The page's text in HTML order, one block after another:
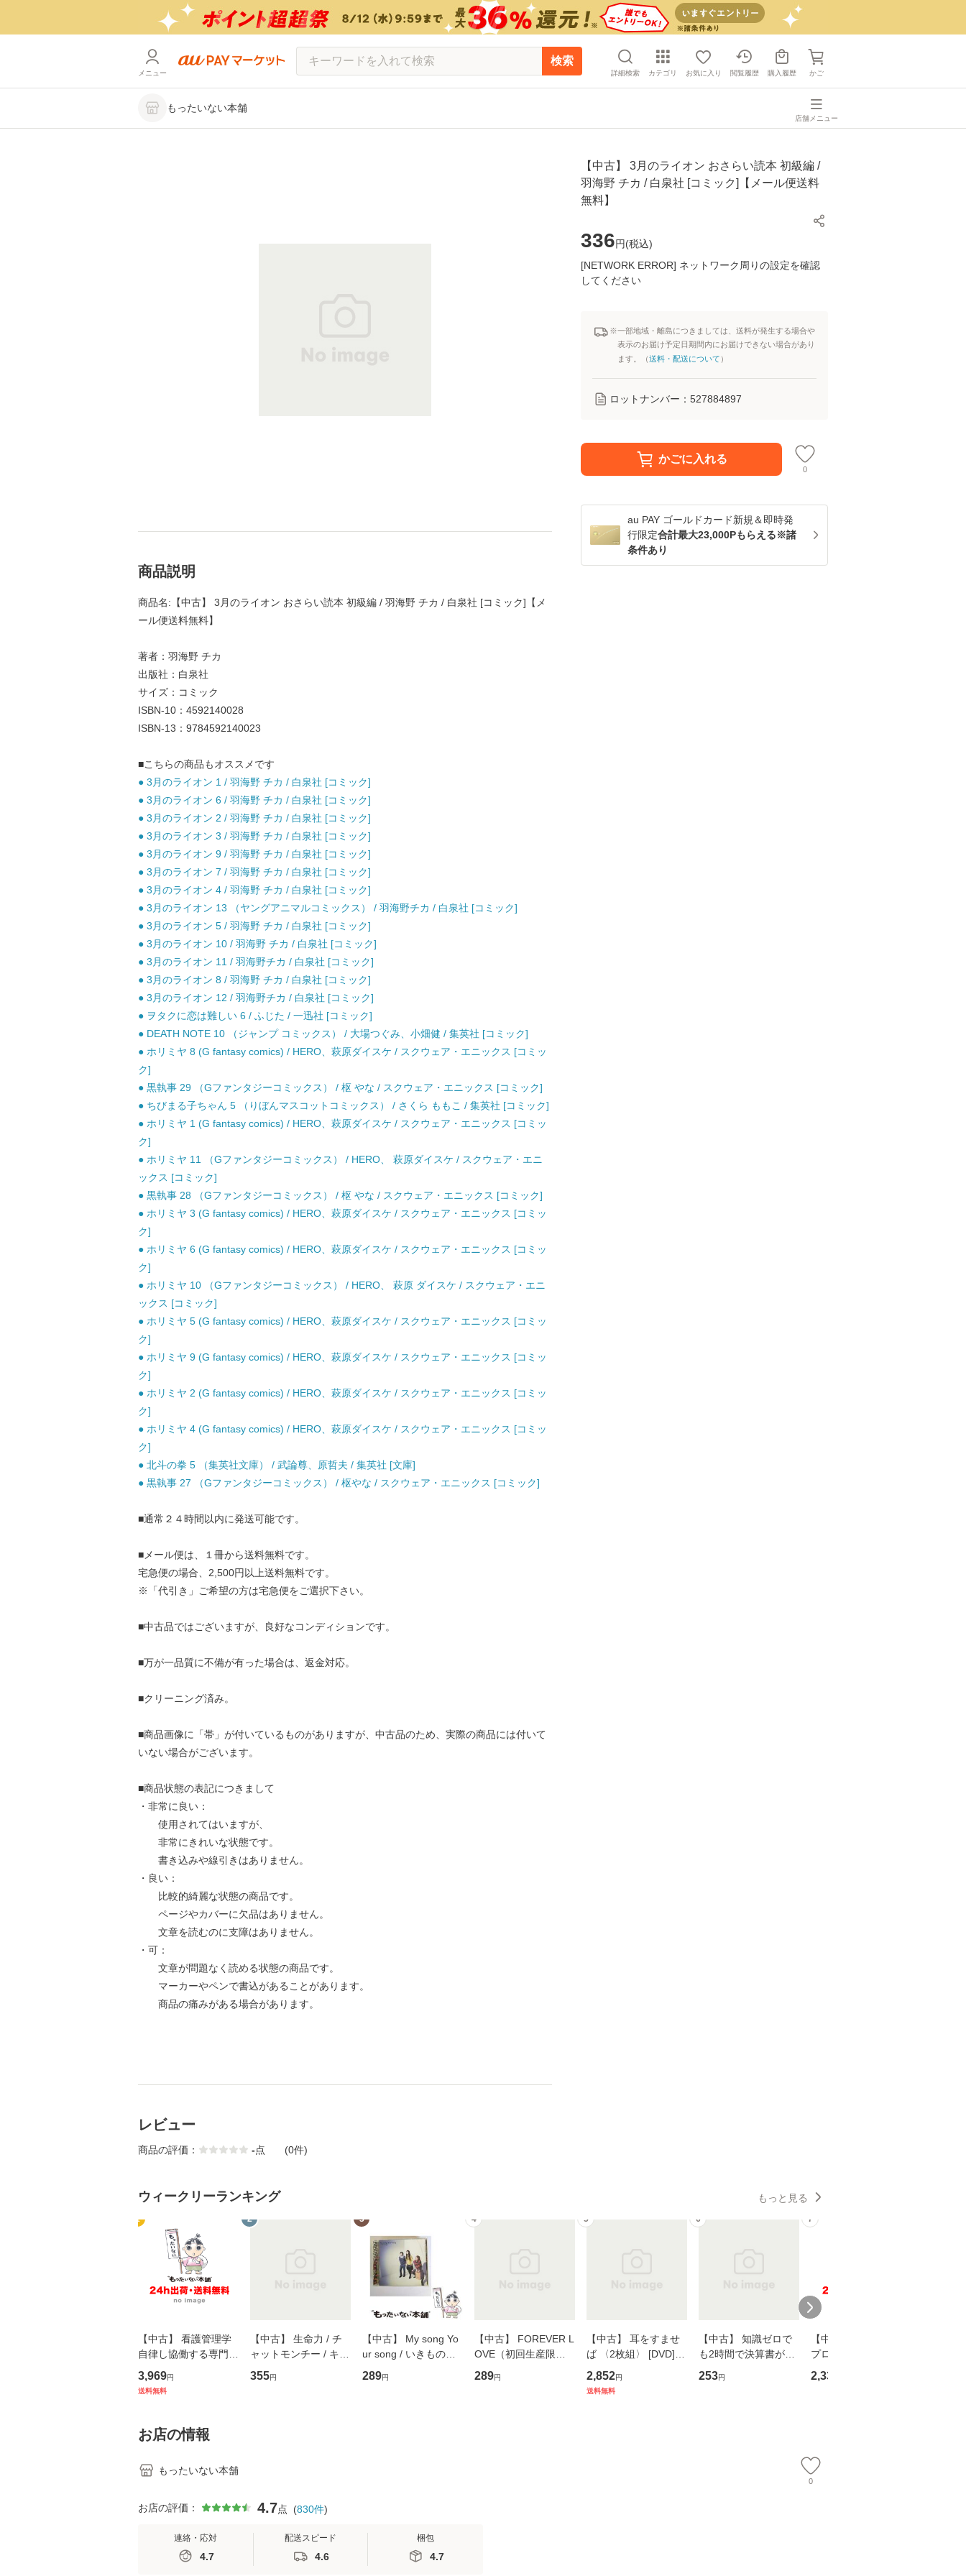
メニュー
検索
詳細検索 カテゴリ お気に入り 閲覧履歴 購入履歴 かご
もったいない本舗
店舗メニュー
【中古】 3月のライオン おさらい読本 初級編 /
羽海野 チカ / 白泉社 [コミック]【メール便送料
無料】
336円(税込)
[NETWORK ERROR] ネットワーク周りの設定を確認
してください
※一部地域・離島につきましては、送料が発生する場合や
表示のお届け予定日期間内にお届けできない場合があり
ます。（送料・配送について ）
ロットナンバー： 527884897
かごに入れる
0
au PAY ゴールドカード新規＆即時発
行限定合計最大23,000Pもらえる※諸
条件あり
商品説明
商品名:【中古】 3月のライオン おさらい読本 初級編 / 羽海野 チカ / 白泉社 [コミック]【メ
ール便送料無料】
著者：羽海野 チカ
出版社：白泉社
サイズ：コミック
ISBN-10：4592140028
ISBN-13：9784592140023
■こちらの商品もオススメです
● 3月のライオン 1 / 羽海野 チカ / 白泉社 [コミック]
● 3月のライオン 6 / 羽海野 チカ / 白泉社 [コミック]
● 3月のライオン 2 / 羽海野 チカ / 白泉社 [コミック]
● 3月のライオン 3 / 羽海野 チカ / 白泉社 [コミック]
● 3月のライオン 9 / 羽海野 チカ / 白泉社 [コミック]
● 3月のライオン 7 / 羽海野 チカ / 白泉社 [コミック]
● 3月のライオン 4 / 羽海野 チカ / 白泉社 [コミック]
● 3月のライオン 13 （ヤングアニマルコミックス） / 羽海野チカ / 白泉社 [コミック]
● 3月のライオン 5 / 羽海野 チカ / 白泉社 [コミック]
● 3月のライオン 10 / 羽海野 チカ / 白泉社 [コミック]
● 3月のライオン 11 / 羽海野チカ / 白泉社 [コミック]
● 3月のライオン 8 / 羽海野 チカ / 白泉社 [コミック]
● 3月のライオン 12 / 羽海野チカ / 白泉社 [コミック]
● ヲタクに恋は難しい 6 / ふじた / 一迅社 [コミック]
● DEATH NOTE 10 （ジャンプ コミックス） / 大場つぐみ、小畑健 / 集英社 [コミック]
● ホリミヤ 8 (G fantasy comics) / HERO、萩原ダイスケ / スクウェア・エニックス [コミッ
ク]
● 黒執事 29 （Gファンタジーコミックス） / 枢 やな / スクウェア・エニックス [コミック]
● ちびまる子ちゃん 5 （りぼんマスコットコミックス） / さくら ももこ / 集英社 [コミック]
● ホリミヤ 1 (G fantasy comics) / HERO、萩原ダイスケ / スクウェア・エニックス [コミッ
ク]
● ホリミヤ 11 （Gファンタジーコミックス） / HERO、 萩原ダイスケ / スクウェア・エニ
ックス [コミック]
● 黒執事 28 （Gファンタジーコミックス） / 枢 やな / スクウェア・エニックス [コミック]
● ホリミヤ 3 (G fantasy comics) / HERO、萩原ダイスケ / スクウェア・エニックス [コミッ
ク]
● ホリミヤ 6 (G fantasy comics) / HERO、萩原ダイスケ / スクウェア・エニックス [コミッ
ク]
● ホリミヤ 10 （Gファンタジーコミックス） / HERO、 萩原 ダイスケ / スクウェア・エニ
ックス [コミック]
● ホリミヤ 5 (G fantasy comics) / HERO、萩原ダイスケ / スクウェア・エニックス [コミッ
ク]
● ホリミヤ 9 (G fantasy comics) / HERO、萩原ダイスケ / スクウェア・エニックス [コミッ
ク]
● ホリミヤ 2 (G fantasy comics) / HERO、萩原ダイスケ / スクウェア・エニックス [コミッ
ク]
● ホリミヤ 4 (G fantasy comics) / HERO、萩原ダイスケ / スクウェア・エニックス [コミッ
ク]
● 北斗の拳 5 （集英社文庫） / 武論尊、原哲夫 / 集英社 [文庫]
● 黒執事 27 （Gファンタジーコミックス） / 枢やな / スクウェア・エニックス [コミック]
■通常２４時間以内に発送可能です。
■メール便は、１冊から送料無料です。
宅急便の場合、2,500円以上送料無料です。
※「代引き」ご希望の方は宅急便をご選択下さい。
■中古品ではございますが、良好なコンディションです。
■万が一品質に不備が有った場合は、返金対応。
■クリーニング済み。
■商品画像に「帯」が付いているものがありますが、中古品のため、実際の商品には付いて
いない場合がございます。
■商品状態の表記につきまして
・非常に良い：
使用されてはいますが、
非常にきれいな状態です。
書き込みや線引きはありません。
・良い：
比較的綺麗な状態の商品です。
ページやカバーに欠品はありません。
文章を読むのに支障はありません。
・可：
文章が問題なく読める状態の商品です。
マーカーやペンで書込があることがあります。
商品の痛みがある場合があります。
レビュー
商品の評価： -点 (0件)
ウィークリーランキング もっと見る
1
【中古】 看護管理学
自律し協働する専門職
の看護マネジメントス
キル 改訂第3版 (看護
堂 [単行
3,969円
送料無料
2
【中古】 生命力 / チ
ャットモンチー / キュ
ーンレコード [CD]
【メール便送料無料】
355円
3
【中古】 My song Yo
ur song / いきものが
かり / [CD]【メール便
送料無料】
289円
4
【中古】 FOREVER L
OVE（初回生産限定
盤） / 清水翔太×加藤
ミリヤ / [CD]【メール
289円
5
【中古】 耳をすませ
ば 〈2枚組〉 [DVD] /
ブエナ・ビスタ・ホー
ム・エンターテイメン
2,852円
送料無料
6
【中古】 知識ゼロで
も2時間で決算書が読
めるようになる！ 会
計超入門！ / 佐伯 良
253円
7
【中古】 野ブタ。を
プロデュース [DVD-B
OX] / バップ [DVD]
【メール便送料無料】
2,335
お店の情報
もったいない本舗
0
お店の評価： 4.7点 (830件)
連絡・応対
4.7
配送スピード
4.6
梱包
4.7